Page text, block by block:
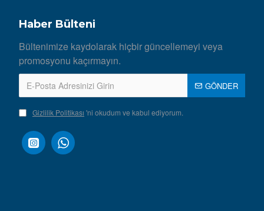
Haber Bülteni
Bültenimize kaydolarak hiçbir güncellemeyi veya
promosyonu kaçırmayın.
GÖNDER
Gizlilik Politikası 'ni okudum ve kabul ediyorum.